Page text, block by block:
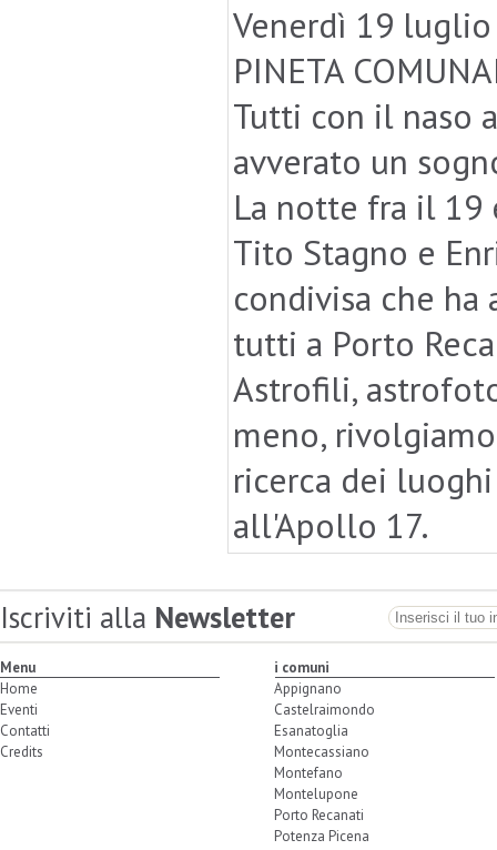
Venerdì 19
PINETA
Tutti con il naso
avverato un
La notte fra il
Tito Stagno e
condivisa che
tutti a Porto
Astrofili,
meno,
ricerca dei
all'Apollo 17.
Iscriviti alla Newsletter
Menu
Home
Eventi
Contatti
Credits
i comuni
Appignano
Castelraimondo
Esanatoglia
Montecassiano
Montefano
Montelupone
Porto Recanati
Potenza Picena